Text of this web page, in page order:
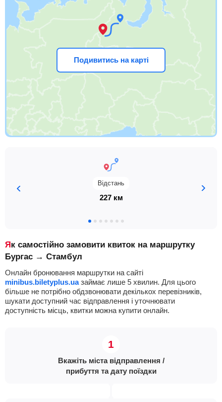
Подивитись на карті
Відстань
227 км
Як самостійно замовити квиток на маршрутку
Бургас → Стамбул
Онлайн бронювання маршрутки на сайті
minibus.biletyplus.uaзаймає лише 5 хвилин. Для цього
більше не потрібно обдзвонювати декількох перевізників,
шукати доступний час відправлення і уточнювати
доступність місць, квитки можна купити онлайн.
Вкажіть міста відправлення /
прибуття та дату поїздки